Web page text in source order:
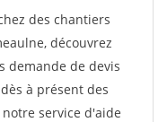
des chantiers
découvrez
demande de devis
à présent des
service d'aide